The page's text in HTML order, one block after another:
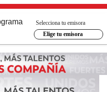
Selecciona tu emisora
Elige tu emisora